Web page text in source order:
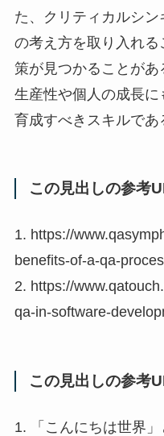
た、クリティカルシ
の考え方を取り入れ
策が見つかることが
生産性や個人の成長
育成すべきスキルであ
この見出しの参考
1. https://
benefits-of-a-qa-
2. https://
qa-in-software-
この見出しの参考
1. 「こんにちは世界